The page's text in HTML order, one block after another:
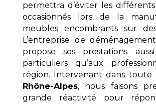
permettra d’éviter les
occasionnés lors de la
meubles encombrants sur
L’entreprise de déménagement
propose ses prestations
particuliers qu’aux
région. Intervenant dans toute
Rhône-Alpes, nous faisons
grande réactivité pour